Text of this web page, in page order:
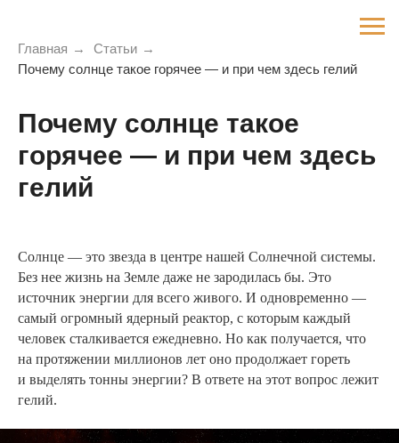
Главная → Статьи →
Почему солнце такое горячее — и при чем здесь гелий
Почему солнце такое
горячее — и при чем здесь
гелий
Солнце — это звезда в центре нашей Солнечной системы.
Без нее жизнь на Земле даже не зародилась бы. Это
источник энергии для всего живого. И одновременно —
самый огромный ядерный реактор, с которым каждый
человек сталкивается ежедневно. Но как получается, что
на протяжении миллионов лет оно продолжает гореть
и выделять тонны энергии? В ответе на этот вопрос лежит
гелий.